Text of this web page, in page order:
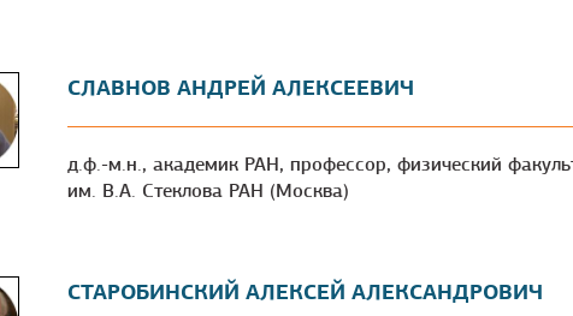
СЛАВНОВ АНДРЕЙ АЛЕКСЕЕВИЧ
д.ф.-м.н., академик РАН, профессор, физический
им. В.А. Стеклова РАН (Москва)
СТАРОБИНСКИЙ АЛЕКСЕЙ АЛЕКСАНДРОВИЧ